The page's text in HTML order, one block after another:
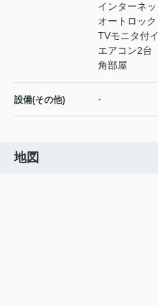
インターネ
オートロック
TVモニタ付
エアコン2台
角部屋
設備(その他) -
地図